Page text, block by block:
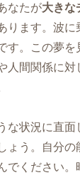
なたが大きな
ります。波
す。この夢
人間関係に対
な状況に直
ょう。自分
でください。